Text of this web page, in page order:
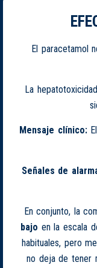
El paracetamol
La
Mensaje clínico:
Señales de
En conjunto, la
bajo en la escala
habituales, pero
no deja de tener